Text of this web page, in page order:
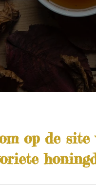
op de